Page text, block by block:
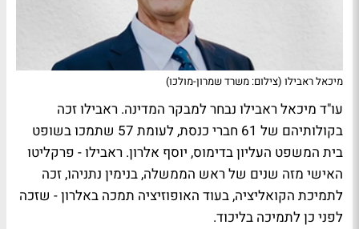
מיכאל ראבילו (צילום: משרד שמרון-מולכו)
עו"ד מיכאל ראבילו נבחר למבקר המדינה. ראבילו זכה
בקולותיהם של 61 חברי כנסת, לעומת 57 שתמכו בשופט
בית המשפט העליון בדימוס, יוסף אלרון. ראבילו - פרקליטו
האישי מזה שנים של ראש הממשלה, בנימין נתניהו, זכה
לתמיכת הקואליציה, בעוד האופוזיציה תמכה באלרון - שזכה
לפני כן לתמיכה בליכוד.